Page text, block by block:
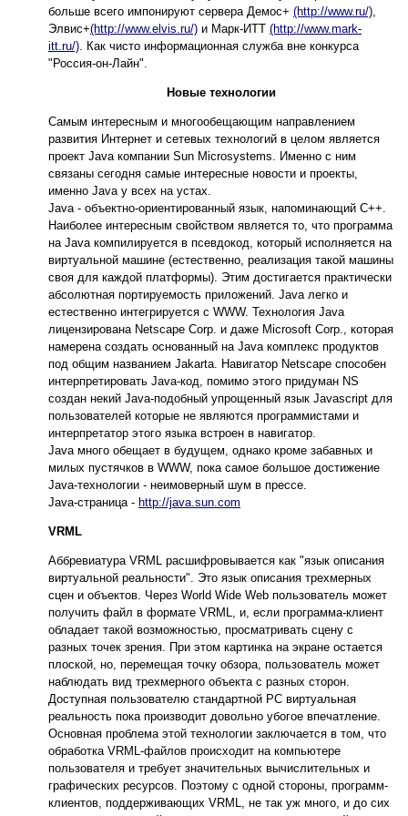
больше всего импонируют сервера Демос+ (http://www.ru/)
Элвис+(http://www.elvis.ru/) и Maрк-ИТТ (http://www.mark-
itt.ru/) . Как чисто информационная служба вне конкурса
"Россия-он-Лайн".
Новые технологии
Самым интересным и многообещающим направлением
развития Интернет и сетевых технологий в целом является
проект Java компании Sun Microsystems. Именно с ним
связаны сегодня самые интересные новости и проекты,
именно Java у всех на устах.
Java - объектно-ориентированный язык, напоминающий C++.
Наиболее интересным свойством является то, что программа
на Java компилируется в псевдокод, который исполняется на
виртуальной машине (естественно, реализация такой машины
своя для каждой платформы). Этим достигается практически
абсолютная портируемость приложений. Java легко и
естественно интегрируется с WWW. Технология Java
лицензирована Netscape Corp. и даже Microsoft Corp., которая
намерена создать основанный на Java комплекс продуктов
под общим названием Jakarta. Навигатор Netscape способен
интерпретировать Java-код, помимо этого придуман NS
создан некий Java-подобный упрощенный язык Javascript для
пользователей которые не являются программистами и
интерпретатор этого языка встроен в навигатор.
Java много обещает в будущем, однако кроме забавных и
милых пустячков в WWW, пока самое большое достижение
Java-технологии - неимоверный шум в прессе.
Java-страница - http://java.sun.com
VRML
Аббревиатура VRML расшифровывается как "язык описания
виртуальной реальности". Это язык описания трехмерных
сцен и объектов. Через World Wide Web пользователь может
получить файл в формате VRML, и, если программа-клиент
обладает такой возможностью, просматривать сцену с
разных точек зрения. При этом картинка на экране остается
плоской, но, перемещая точку обзора, пользователь может
наблюдать вид трехмерного объекта с разных сторон.
Доступная пользователю стандартной PC виртуальная
реальность пока производит довольно убогое впечатление.
Основная проблема этой технологии заключается в том, что
обработка VRML-файлов происходит на компьютере
пользователя и требует значительных вычислительных и
графических ресурсов. Поэтому с одной стороны, программ-
клиентов, поддерживающих VRML, не так уж много, и до сих